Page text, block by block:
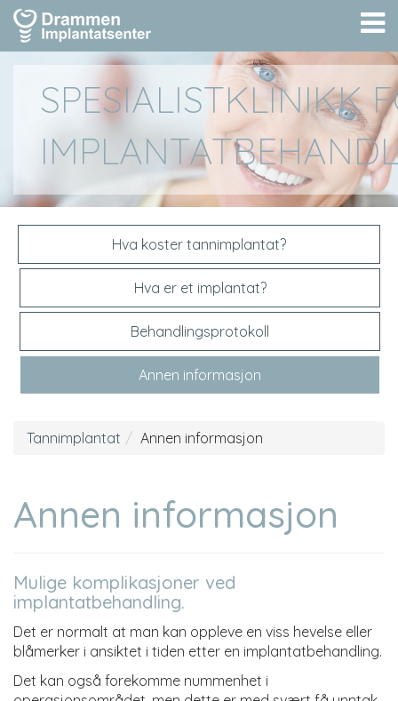
SPESIALISTKLINIKK
Hva koster tannimplantat?
Hva er et implantat?
Behandlingsprotokoll
Annen informasjon
Tannimplantat Annen informasjon
Annen informasjon
Mulige komplikasjoner ved
implantatbehandling.
Det er normalt at man kan oppleve en viss hevelse eller
blåmerker i ansiktet i tiden etter en implantatbehandling.
Det kan også forekomme nummenhet i